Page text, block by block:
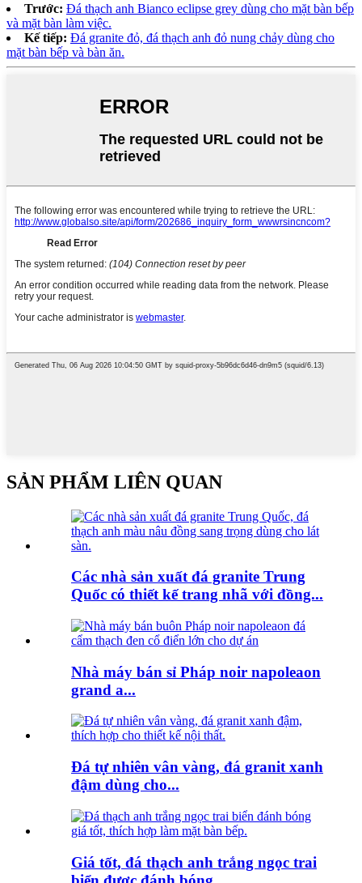
Trước: Đá thạch anh Bianco eclipse grey dùng cho mặt bàn bếp
và mặt bàn làm việc.
Kế tiếp: Đá granite đỏ, đá thạch anh đỏ nung chảy dùng cho
mặt bàn bếp và bàn ăn.
SẢN PHẨM LIÊN QUAN
Các nhà sản xuất đá granite Trung
Quốc có thiết kế trang nhã với đồng...
Nhà máy bán sỉ Pháp noir napoleaon
grand a...
Đá tự nhiên vân vàng, đá granit xanh
đậm dùng cho...
Giá tốt, đá thạch anh trắng ngọc trai